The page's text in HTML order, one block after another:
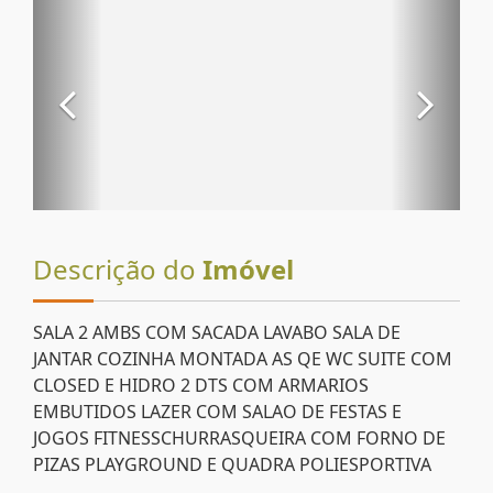
Descrição do Imóvel
SALA 2 AMBS COM SACADA LAVABO SALA DE
JANTAR COZINHA MONTADA AS QE WC SUITE COM
CLOSED E HIDRO 2 DTS COM ARMARIOS
EMBUTIDOS LAZER COM SALAO DE FESTAS E
JOGOS FITNESSCHURRASQUEIRA COM FORNO DE
PIZAS PLAYGROUND E QUADRA POLIESPORTIVA